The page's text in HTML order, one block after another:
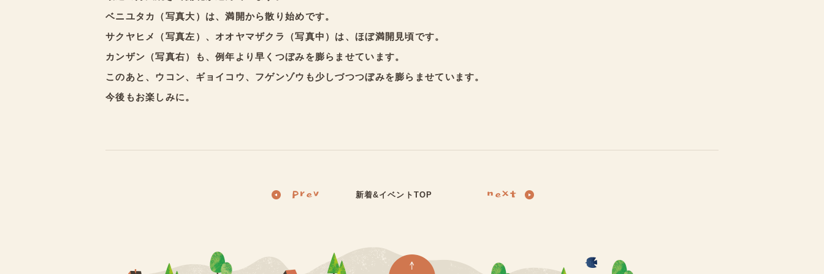
ベニユタカ（写真大）は、満開から散り始めです。
サクヤヒメ（写真左）、オオヤマザクラ（写真中）は、ほぼ満開見頃です。
カンザン（写真右）も、例年より早くつぼみを膨らませています。
このあと、ウコン、ギョイコウ、フゲンゾウも少しづつつぼみを膨らませています。
今後もお楽しみに。
新着&イベントTOP